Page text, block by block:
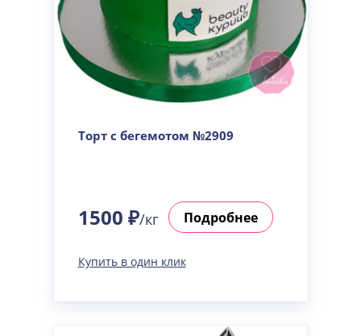
Торт с бегемотом №2909
1500 ₽/кг Подробнее
Купить в один клик